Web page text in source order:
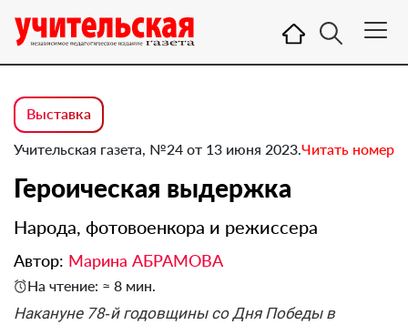
Выставка
Учительская газета, №24 от 13 июня 2023.Читать номер
Героическая выдержка
Народа, фотовоенкора и режиссера
Автор: Марина АБРАМОВА
На чтение: ≈ 8 мин.
Накануне 78‑й годовщины со Дня Победы в